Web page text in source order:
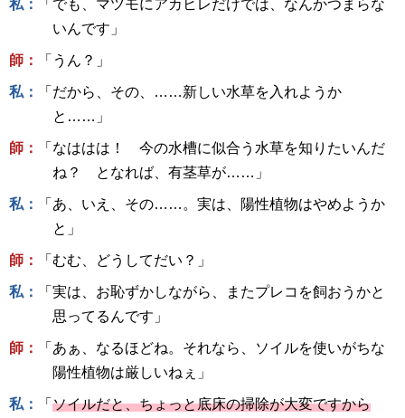
私：
「でも、マツモにアカヒレだけでは、なんかつまらな
いんです」
師： 「うん？」
私：
「だから、その、……新しい水草を入れようか
と……」
師：
「なははは！ 今の水槽に似合う水草を知りたいんだ
ね？ となれば、有茎草が……」
私：
「あ、いえ、その……。実は、陽性植物はやめようか
と」
師： 「むむ、どうしてだい？」
私：
「実は、お恥ずかしながら、またプレコを飼おうかと
思ってるんです」
師：
「あぁ、なるほどね。それなら、ソイルを使いがちな
陽性植物は厳しいねぇ」
私： 「 ソイルだと、ちょっと底床の掃除が大変ですから